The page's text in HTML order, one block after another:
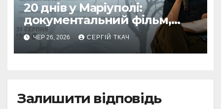
20 днів у Маріуполі:
документальний фільм,
який став голосом правди
ЧЕР 26, 2026 СЕРГІЙ ТКАЧ
Залишити відповідь